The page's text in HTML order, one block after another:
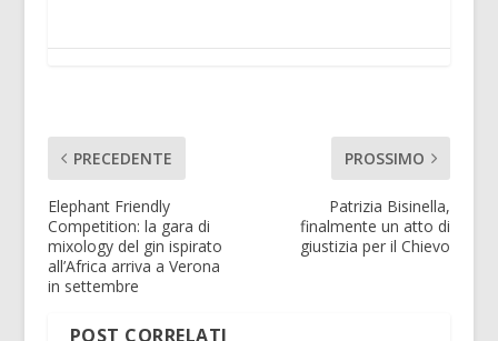
PRECEDENTE
Elephant Friendly
Competition: la gara di
mixology del gin ispirato
all’Africa arriva a Verona
in settembre
PROSSIMO
Patrizia Bisinella,
finalmente un atto di
giustizia per il Chievo
POST CORRELATI